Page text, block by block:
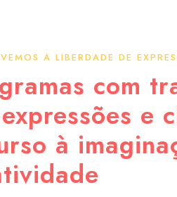
A LIBERDADE DE
com
e
à